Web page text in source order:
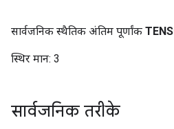
सार्वजनिक स्थैतिक अंतिम पूर्णांक
स्थिर मान: 3
सार्वजनिक तरीके